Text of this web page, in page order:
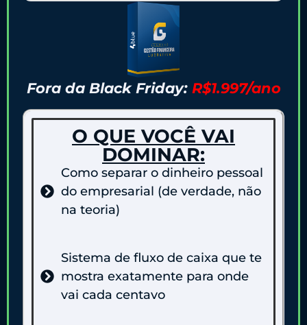
Fora da Black Friday: R$1.997/ano
O QUE VOCÊ VAI
DOMINAR:
Como separar o dinheiro pessoal
do empresarial (de verdade, não
na teoria)
Sistema de fluxo de caixa que te
mostra exatamente para onde
vai cada centavo